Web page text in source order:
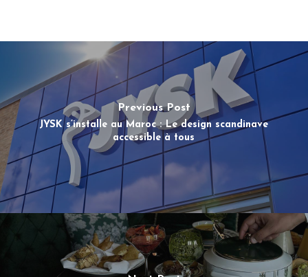
Previous Post
JYSK s’installe au Maroc : Le design scandinave
accessible à tous